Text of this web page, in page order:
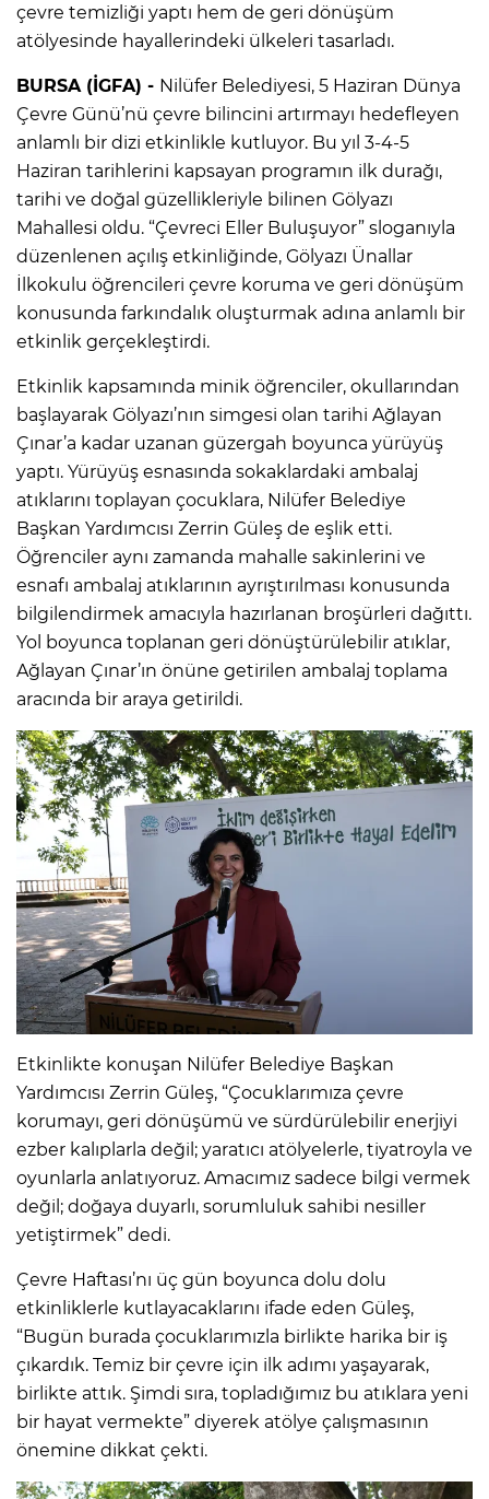
çevre temizliği yaptı hem de geri dönüşüm
atölyesinde hayallerindeki ülkeleri tasarladı.
BURSA (İGFA) - Nilüfer Belediyesi, 5 Haziran Dünya
Çevre Günü’nü çevre bilincini artırmayı hedefleyen
anlamlı bir dizi etkinlikle kutluyor. Bu yıl 3-4-5
Haziran tarihlerini kapsayan programın ilk durağı,
tarihi ve doğal güzellikleriyle bilinen Gölyazı
Mahallesi oldu. “Çevreci Eller Buluşuyor” sloganıyla
düzenlenen açılış etkinliğinde, Gölyazı Ünallar
İlkokulu öğrencileri çevre koruma ve geri dönüşüm
konusunda farkındalık oluşturmak adına anlamlı bir
etkinlik gerçekleştirdi.
Etkinlik kapsamında minik öğrenciler, okullarından
başlayarak Gölyazı’nın simgesi olan tarihi Ağlayan
Çınar’a kadar uzanan güzergah boyunca yürüyüş
yaptı. Yürüyüş esnasında sokaklardaki ambalaj
atıklarını toplayan çocuklara, Nilüfer Belediye
Başkan Yardımcısı Zerrin Güleş de eşlik etti.
Öğrenciler aynı zamanda mahalle sakinlerini ve
esnafı ambalaj atıklarının ayrıştırılması konusunda
bilgilendirmek amacıyla hazırlanan broşürleri dağıttı.
Yol boyunca toplanan geri dönüştürülebilir atıklar,
Ağlayan Çınar’ın önüne getirilen ambalaj toplama
aracında bir araya getirildi.
Etkinlikte konuşan Nilüfer Belediye Başkan
Yardımcısı Zerrin Güleş, “Çocuklarımıza çevre
korumayı, geri dönüşümü ve sürdürülebilir enerjiyi
ezber kalıplarla değil; yaratıcı atölyelerle, tiyatroyla ve
oyunlarla anlatıyoruz. Amacımız sadece bilgi vermek
değil; doğaya duyarlı, sorumluluk sahibi nesiller
yetiştirmek” dedi.
Çevre Haftası’nı üç gün boyunca dolu dolu
etkinliklerle kutlayacaklarını ifade eden Güleş,
“Bugün burada çocuklarımızla birlikte harika bir iş
çıkardık. Temiz bir çevre için ilk adımı yaşayarak,
birlikte attık. Şimdi sıra, topladığımız bu atıklara yeni
bir hayat vermekte” diyerek atölye çalışmasının
önemine dikkat çekti.